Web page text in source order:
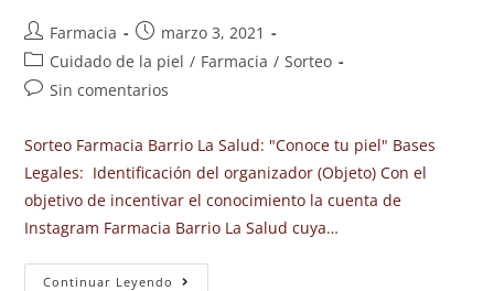
Farmacia
marzo 3, 2021
Cuidado de la piel / Farmacia / Sorteo
Sin comentarios
Sorteo Farmacia Barrio La Salud: "Conoce tu piel" Bases
Legales: Identificación del organizador (Objeto) Con el
objetivo de incentivar el conocimiento la cuenta de
Instagram Farmacia Barrio La Salud cuya…
Continuar Leyendo